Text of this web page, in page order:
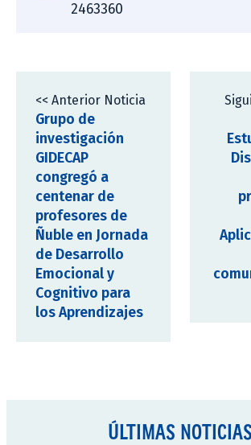
2463360
<< Anterior Noticia
Grupo de
investigación
GIDECAP
congregó a
centenar de
profesores de
Ñuble en Jornada
de Desarrollo
Emocional y
Cognitivo para
los Aprendizajes
ÚLTIMAS NOTICIAS